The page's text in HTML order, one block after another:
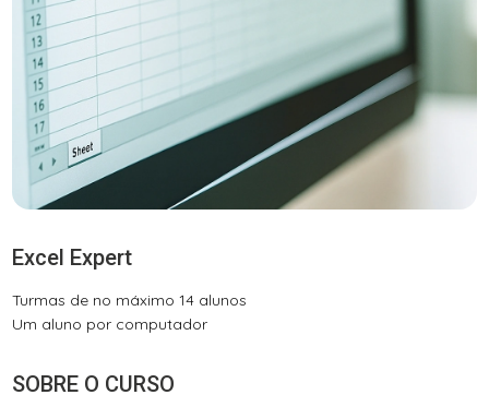
Excel Expert
Turmas de no máximo 14 alunos
Um aluno por computador
SOBRE O CURSO